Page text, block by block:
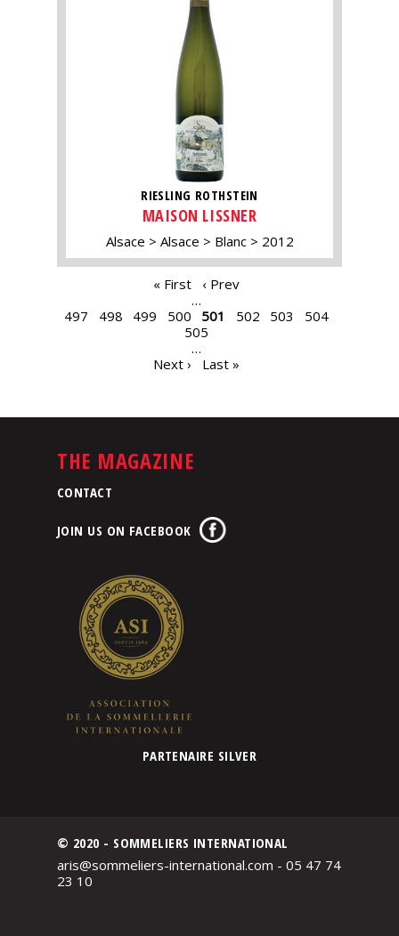
RIESLING ROTHSTEIN
MAISON LISSNER
Alsace Alsace Blanc 2012
« First
‹ Prev
…
497
498 499 500 501 502 503
504
505
…
Next ›
Last »
THE MAGAZINE
CONTACT
JOIN US ON FACEBOOK
PARTENAIRE SILVER
© 2020 - SOMMELIERS INTERNATIONAL
aris@sommeliers-international.com - 05 47 74
23 10